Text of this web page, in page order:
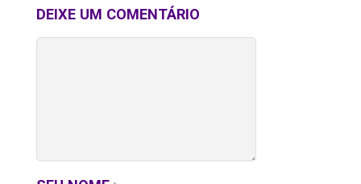
DEIXE UM COMENTÁRIO